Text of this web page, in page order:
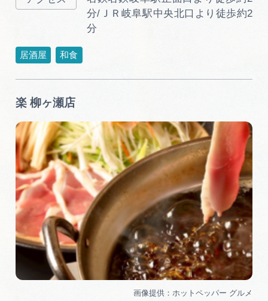
サイトポリシー 分/ＪＲ岐阜駅中央北口より徒歩約2
分
居酒屋 和食
楽 柳ヶ瀬店